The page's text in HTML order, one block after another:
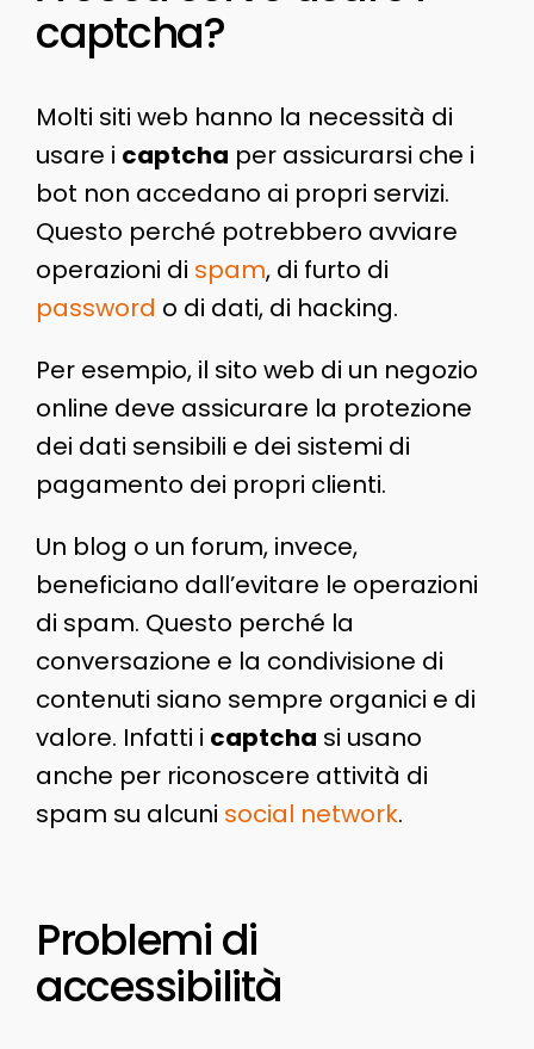
captcha?
Molti siti web hanno la necessità di
usare i captcha per assicurarsi che i
bot non accedano ai propri servizi.
Questo perché potrebbero avviare
operazioni di spam, di furto di
password o di dati, di hacking.
Per esempio, il sito web di un negozio
online deve assicurare la protezione
dei dati sensibili e dei sistemi di
pagamento dei propri clienti.
Un blog o un forum, invece,
beneficiano dall’evitare le operazioni
di spam. Questo perché la
conversazione e la condivisione di
contenuti siano sempre organici e di
valore. Infatti i captcha si usano
anche per riconoscere attività di
spam su alcuni social network.
Problemi di
accessibilità